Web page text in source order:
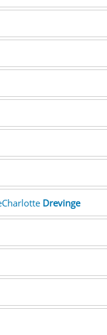
Drevinge